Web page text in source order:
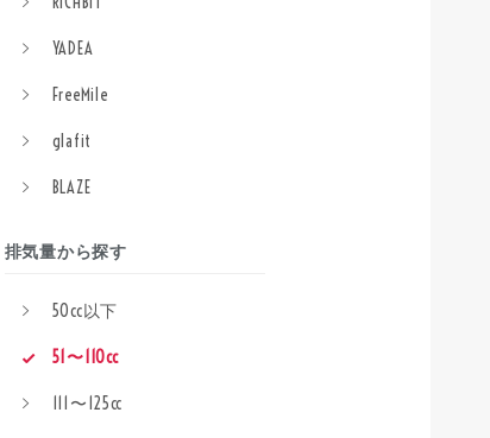
YADEA
FreeMile
glafit
BLAZE
排気量から探す
50cc以下
51〜110cc
111〜125cc